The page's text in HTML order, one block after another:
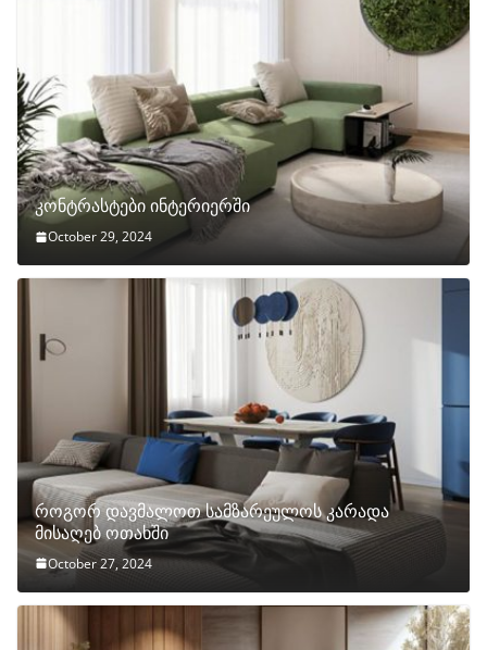
კონტრასტები ინტერიერში
October 29, 2024
როგორ დავმალოთ სამზარეულოს კარადა
მისაღებ ოთახში
October 27, 2024